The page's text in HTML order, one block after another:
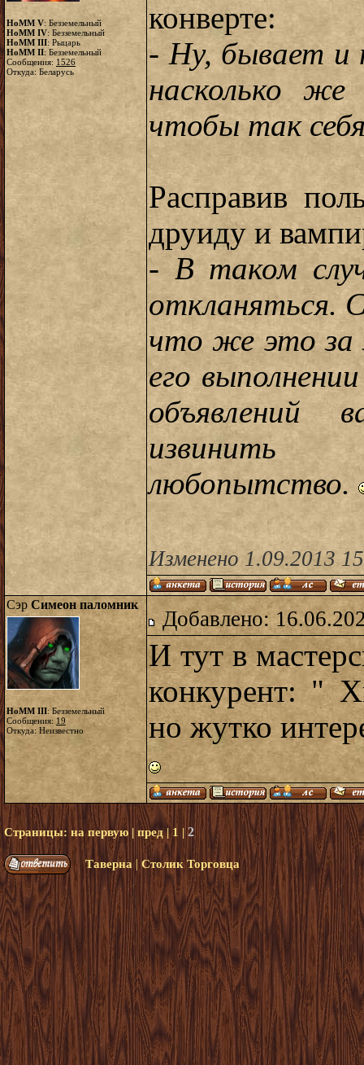
HoMM V: Безземельный
HoMM IV: Безземельный
HoMM III: Рыцарь
HoMM II: Безземельный
Сообщения: 1526
Откуда: Беларусь
конверте:
- Ну, бывает и
насколько
чтобы так
Расправив
друиду и
- В таком
откланяться.
что же это за
его
объявлений
извинить
любопытство.
Изменено 1.09.2013
Сэр Симеон паломник
HoMM III: Безземельный
Сообщения: 19
Откуда: Неизвестно
Добавлено:
И тут в
конкурент: "
но жутко
Страницы: на первую | пред|1 |2
Таверна| Столик Торговца